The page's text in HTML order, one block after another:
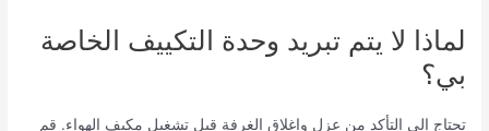
لماذا لا يتم تبريد وحدة التكييف الخاصة
بي؟
تحتاج إلى التأكد من عزل وإغلاق الغرفة قبل تشغيل مكيف الهواء. قم